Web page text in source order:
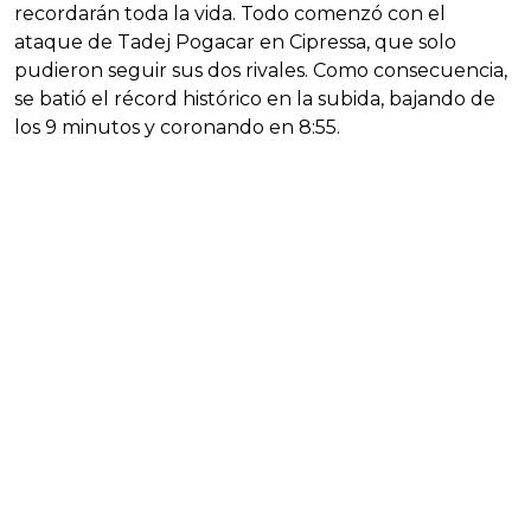
recordarán toda la vida. Todo comenzó con el
ataque de Tadej Pogacar en Cipressa, que solo
pudieron seguir sus dos rivales. Como consecuencia,
se batió el récord histórico en la subida, bajando de
los 9 minutos y coronando en 8:55.